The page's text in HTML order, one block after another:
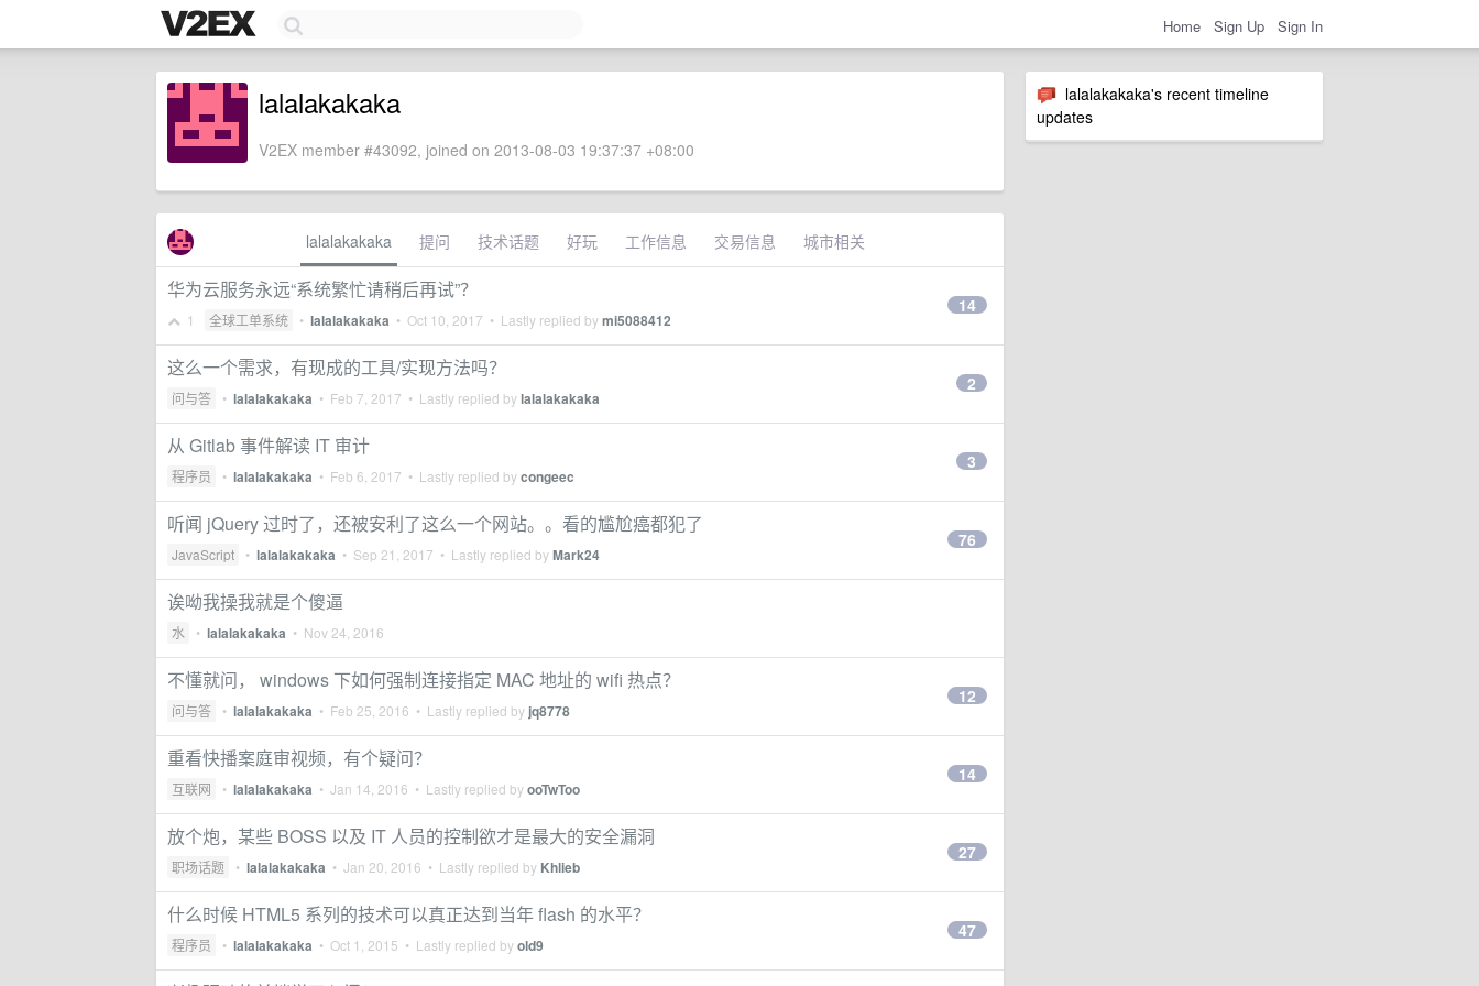
Home Sign Up Sign In
lalalakakaka's recent timeline
updates
lalalakakaka
V2EX member #43092, joined on 2013-08-03 19:37:37 +08:00
lalalakakaka 提问 技术话题 好玩 工作信息 交易信息 城市相关
华为云服务永远“系统繁忙请稍后再试”？
1 全球工单系统 • lalalakakaka • Oct 10, 2017 • Lastly replied bymi5088412
14
这么一个需求，有现成的工具/实现方法吗？
问与答 • lalalakakaka • Feb 7, 2017 • Lastly replied bylalalakakaka
2
从 Gitlab 事件解读 IT 审计
程序员 • lalalakakaka • Feb 6, 2017 • Lastly replied bycongeec
3
听闻 jQuery 过时了，还被安利了这么一个网站。。看的尴尬癌都犯了
JavaScript • lalalakakaka • Sep 21, 2017 • Lastly replied byMark24
76
诶呦我操我就是个傻逼
水 • lalalakakaka • Nov 24, 2016
不懂就问， windows 下如何强制连接指定 MAC 地址的 wifi 热点？
问与答 • lalalakakaka • Feb 25, 2016 • Lastly replied by jq8778
12
重看快播案庭审视频，有个疑问？
互联网 • lalalakakaka • Jan 14, 2016 • Lastly replied byooTwToo
14
放个炮，某些 BOSS 以及 IT 人员的控制欲才是最大的安全漏洞
职场话题 • lalalakakaka • Jan 20, 2016 • Lastly replied by Khlieb
27
什么时候 HTML5 系列的技术可以真正达到当年 flash 的水平？
程序员 • lalalakakaka • Oct 1, 2015 • Lastly replied byold9
47